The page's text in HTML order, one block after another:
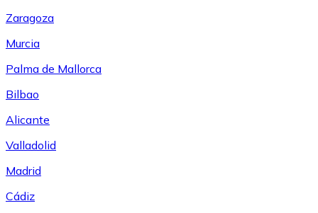
Zaragoza
Murcia
Palma de Mallorca
Bilbao
Alicante
Valladolid
Madrid
Cádiz